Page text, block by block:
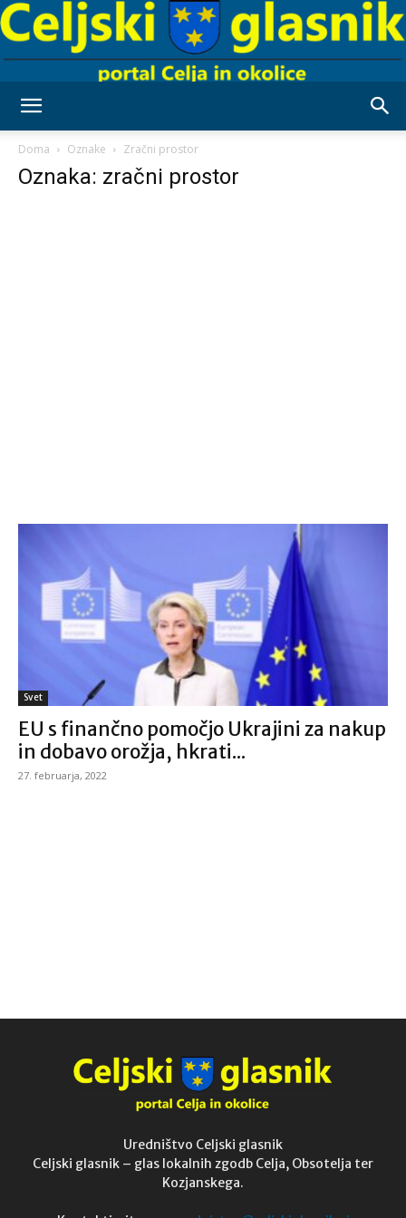
Doma Oznake Zračni prostor
Oznaka: zračni prostor
Svet
EU s finančno pomočjo Ukrajini za nakup
in dobavo orožja, hkrati...
27. februarja, 2022
Uredništvo Celjski glasnik
Celjski glasnik – glas lokalnih zgodb Celja, Obsotelja ter
Kozjanskega.